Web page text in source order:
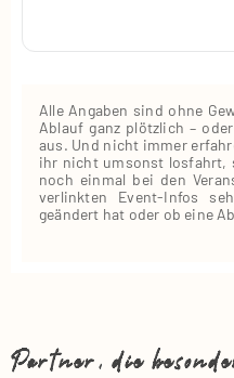
Alle Angaben sind ohne
Ablauf ganz plötzlich –
aus. Und nicht immer
ihr nicht umsonst losfahrt,
noch einmal bei den
verlinkten Event‑Infos
geändert hat oder ob eine
Partner, die